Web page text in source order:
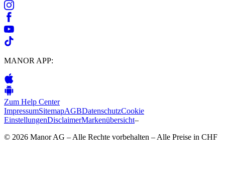
MANOR APP:
Zum Help Center
ImpressumSitemapAGBDatenschutzCookie
EinstellungenDisclaimerMarkenübersicht–
© 2026 Manor AG – Alle Rechte vorbehalten – Alle Preise in CHF